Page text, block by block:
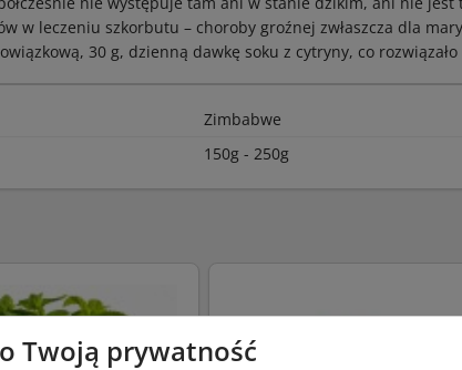
w leczeniu szkorbutu – choroby groźnej zwłaszcza dla
30 g, dzienną dawkę soku z cytryny, co
Zimbabwe
150g - 250g
Twoją prywatność